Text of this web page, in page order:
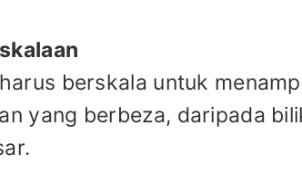
berskala untuk
yang berbeza, daripada